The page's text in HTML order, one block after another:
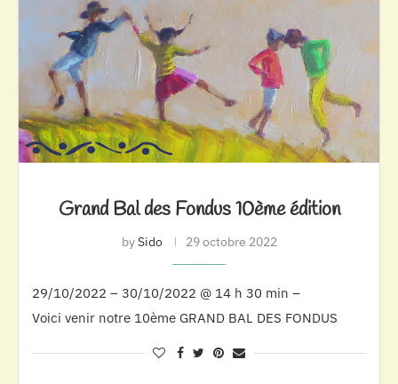
Grand Bal des Fondus 10ème édition
bySido 29 octobre 2022
29/10/2022 – 30/10/2022 @ 14 h 30 min –
Voici venir notre 10ème GRAND BAL DES FONDUS